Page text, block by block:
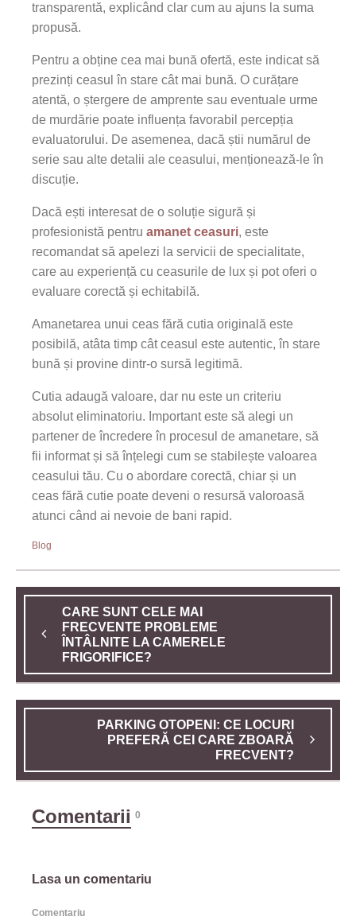
transparentă, explicând clar cum au ajuns la suma
propusă.
Pentru a obține cea mai bună ofertă, este indicat să
prezinți ceasul în stare cât mai bună. O curățare
atentă, o ștergere de amprente sau eventuale urme
de murdărie poate influența favorabil percepția
evaluatorului. De asemenea, dacă știi numărul de
serie sau alte detalii ale ceasului, menționează-le în
discuție.
Dacă ești interesat de o soluție sigură și
profesionistă pentru amanet ceasuri, este
recomandat să apelezi la servicii de specialitate,
care au experiență cu ceasurile de lux și pot oferi o
evaluare corectă și echitabilă.
Amanetarea unui ceas fără cutia originală este
posibilă, atâta timp cât ceasul este autentic, în stare
bună și provine dintr-o sursă legitimă.
Cutia adaugă valoare, dar nu este un criteriu
absolut eliminatoriu. Important este să alegi un
partener de încredere în procesul de amanetare, să
fii informat și să înțelegi cum se stabilește valoarea
ceasului tău. Cu o abordare corectă, chiar și un
ceas fără cutie poate deveni o resursă valoroasă
atunci când ai nevoie de bani rapid.
Blog
CARE SUNT CELE MAI
FRECVENTE PROBLEME
ÎNTÂLNITE LA CAMERELE
FRIGORIFICE?
PARKING OTOPENI: CE LOCURI
PREFERĂ CEI CARE ZBOARĂ
FRECVENT?
Comentarii 0
Lasa un comentariu
Comentariu